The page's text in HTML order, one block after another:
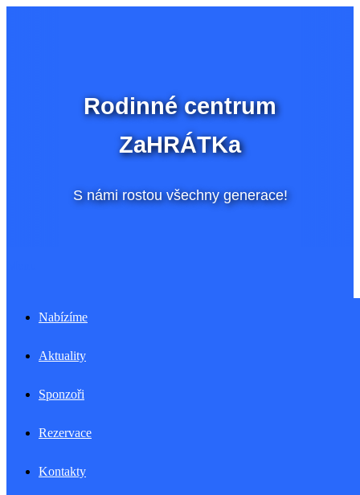
Rodinné centrum
ZaHRÁTKa
S námi rostou všechny generace!
Nabízíme
Aktuality
Sponzoři
Rezervace
Kontakty